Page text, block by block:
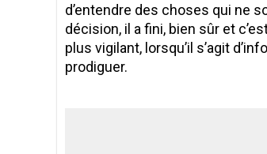
d’entendre des choses qui ne
décision, il a fini, bien sûr et
plus vigilant, lorsqu’il s’agit
prodiguer.